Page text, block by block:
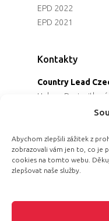
Abychom zlepšili zážitek z
zobrazovali vám jen to, co je
cookies na tomto webu.
zlepšovat naše služby.
EPD 2022
EPD 2021
Kontakty
Country Lead
Helena Dreiseitlová
Koordinátorka
Programová
Jana Černoušková |
Partnerství &